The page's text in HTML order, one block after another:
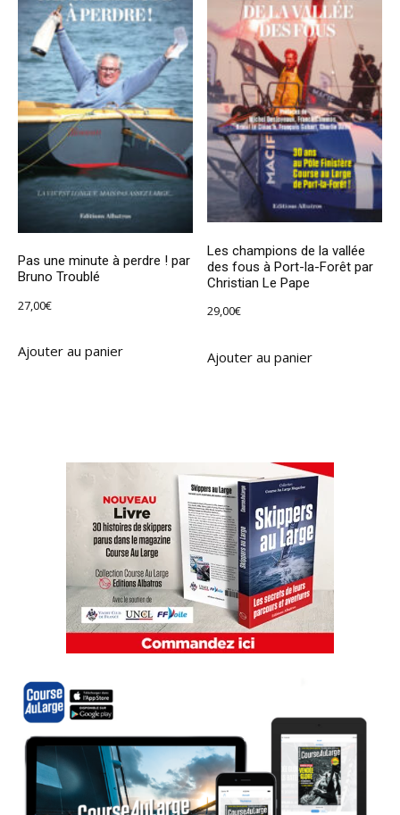
Pas une minute à perdre ! par
Bruno Troublé
27,00€
Ajouter au panier
Les champions de la vallée
des fous à Port-la-Forêt par
Christian Le Pape
29,00€
Ajouter au panier